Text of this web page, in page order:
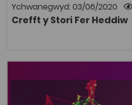
Ychwanegwyd: 03/06/2020
Crefft y Stori Fer Heddiw
AGOR
Ap Tabl Cyfnodol
Dyddiad cyhoeddi: 2019
Ap Tabl Cyfnodol